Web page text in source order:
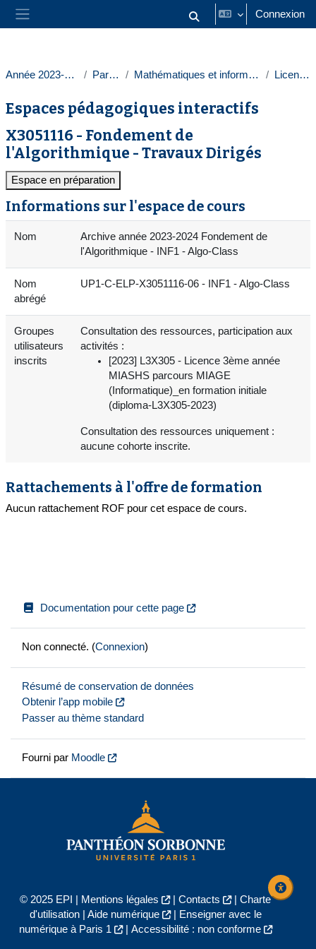
Passer au contenu principal
Panneau latéral Activer/désactiver la saisie
Connexion
Année 2023-2024 Paris 1 Mathématiques et informatique Licences
Espaces pédagogiques interactifs
X3051116 - Fondement de
l'Algorithmique - Travaux Dirigés
Espace en préparation
Informations sur l'espace de cours
Nom
Archive année 2023-2024 Fondement de
l'Algorithmique - INF1 - Algo-Class
Nom
abrégé
UP1-C-ELP-X3051116-06 - INF1 - Algo-Class
Groupes
utilisateurs
inscrits
Consultation des ressources, participation aux
activités :
[2023] L3X305 - Licence 3ème année
MIASHS parcours MIAGE
(Informatique)_en formation initiale
(diploma-L3X305-2023)
Consultation des ressources uniquement :
aucune cohorte inscrite.
Rattachements à l'offre de formation
Aucun rattachement ROF pour cet espace de cours.
Documentation pour cette page
Non connecté. (Connexion)
Résumé de conservation de données
Obtenir l’app mobile
Passer au thème standard
Fourni par Moodle
© 2025 EPI | Mentions légales | Contacts | Charte
d'utilisation| Aide numérique |
Enseigner avec le
numérique à Paris 1
| Accessibilité : non conforme